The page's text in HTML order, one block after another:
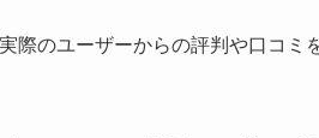
際のユーザーからの評判や口コミ